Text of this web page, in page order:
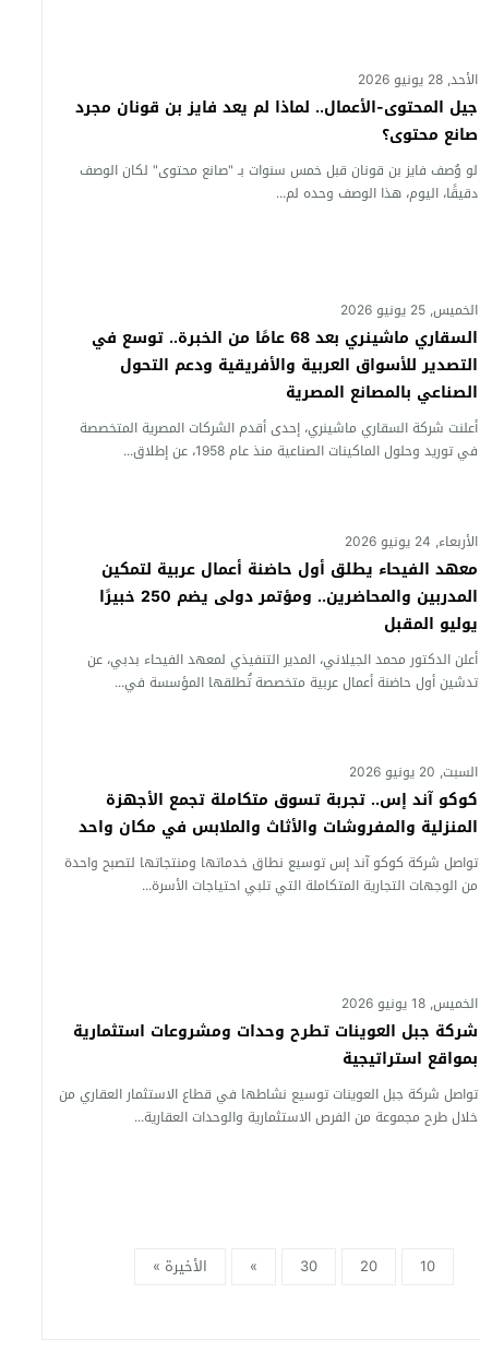
الأحد, 28 يونيو 2026
جيل المحتوى-الأعمال.. لماذا لم يعد فايز بن قونان مجرد
صانع محتوى؟
لو وُصف فايز بن قونان قبل خمس سنوات بـ "صانع محتوى" لكان الوصف
دقيقًا، اليوم، هذا الوصف وحده لم...
الخميس, 25 يونيو 2026
السقاري ماشينري بعد 68 عامًا من الخبرة.. توسع في
التصدير للأسواق العربية والأفريقية ودعم التحول
الصناعي بالمصانع المصرية
أعلنت شركة السقاري ماشينري، إحدى أقدم الشركات المصرية المتخصصة
في توريد وحلول الماكينات الصناعية منذ عام 1958، عن إطلاق...
الأربعاء, 24 يونيو 2026
معهد الفيحاء يطلق أول حاضنة أعمال عربية لتمكين
المدربين والمحاضرين.. ومؤتمر دولى يضم 250 خبيرًا
يوليو المقبل
أعلن الدكتور محمد الجيلاني، المدير التنفيذي لمعهد الفيحاء بدبي، عن
تدشين أول حاضنة أعمال عربية متخصصة تُطلقها المؤسسة في...
السبت, 20 يونيو 2026
كوكو آند إس.. تجربة تسوق متكاملة تجمع الأجهزة
المنزلية والمفروشات والأثاث والملابس في مكان واحد
تواصل شركة كوكو آند إس توسيع نطاق خدماتها ومنتجاتها لتصبح واحدة
من الوجهات التجارية المتكاملة التي تلبي احتياجات الأسرة...
الخميس, 18 يونيو 2026
شركة جبل العوينات تطرح وحدات ومشروعات استثمارية
بمواقع استراتيجية
تواصل شركة جبل العوينات توسيع نشاطها في قطاع الاستثمار العقاري من
خلال طرح مجموعة من الفرص الاستثمارية والوحدات العقارية...
10
20
30
» الأخيرة »